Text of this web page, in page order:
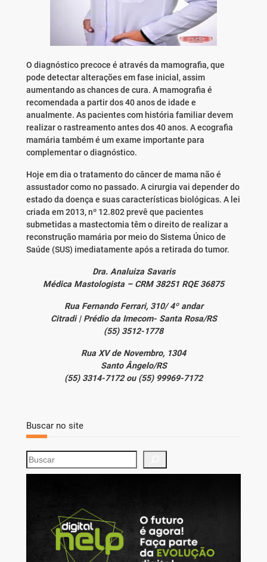
O diagnóstico precoce é através da mamografia, que
pode detectar alterações em fase inicial, assim
aumentando as chances de cura. A mamografia é
recomendada a partir dos 40 anos de idade e
anualmente. As pacientes com história familiar devem
realizar o rastreamento antes dos 40 anos. A ecografia
mamária também é um exame importante para
complementar o diagnóstico.
Hoje em dia o tratamento do câncer de mama não é
assustador como no passado. A cirurgia vai depender do
estado da doença e suas características biológicas. A lei
criada em 2013, nº 12.802 prevê que pacientes
submetidas a mastectomia têm o direito de realizar a
reconstrução mamária por meio do Sistema Único de
Saúde (SUS) imediatamente após a retirada do tumor.
Dra. Analuiza Savaris
Médica Mastologista – CRM 38251 RQE 36875
Rua Fernando Ferrari, 310/ 4º andar
Citradi | Prédio da Imecom- Santa Rosa/RS
(55) 3512-1778
Rua XV de Novembro, 1304
Santo Ângelo/RS
(55) 3314-7172 ou (55) 99969-7172
Buscar no site
S
e